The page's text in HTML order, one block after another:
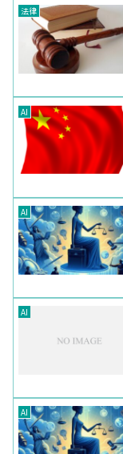
法律
AI
AI
AI
AI